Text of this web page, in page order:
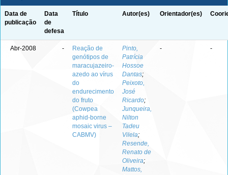
Data de
publicação
Data
de
defesa
Título Autor(es) Orientador(es)
Abr-2008 -
Reação de
genótipos de
maracujazeiro-
azedo ao vírus
do
endurecimento
do fruto
(Cowpea
aphid-borne
mosaic virus –
CABMV)
Pinto,
Patrícia
Hossoe
Dantas;
Peixoto,
José
Ricardo;
Junqueira,
Nilton
Tadeu
Vilela;
Resende,
Renato de
Oliveira;
Mattos,
- -